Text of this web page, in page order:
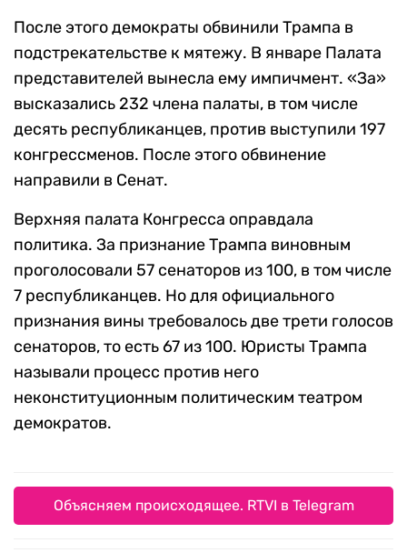
После этого демократы обвинили Трампа в
подстрекательстве к мятежу. В январе Палата
представителей вынесла ему импичмент. «За»
высказались 232 члена палаты, в том числе
десять республиканцев, против выступили 197
конгрессменов. После этого обвинение
направили в Сенат.
Верхняя палата Конгресса оправдала
политика. За признание Трампа виновным
проголосовали 57 сенаторов из 100, в том числе
7 республиканцев. Но для официального
признания вины требовалось две трети голосов
сенаторов, то есть 67 из 100. Юристы Трампа
называли процесс против него
неконституционным политическим театром
демократов.
Объясняем происходящее. RTVI в Telegram